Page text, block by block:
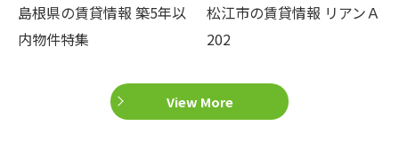
島根県の賃貸情報 築5年以
内物件特集
松江市の賃貸情報 リアンＡ
202
View More